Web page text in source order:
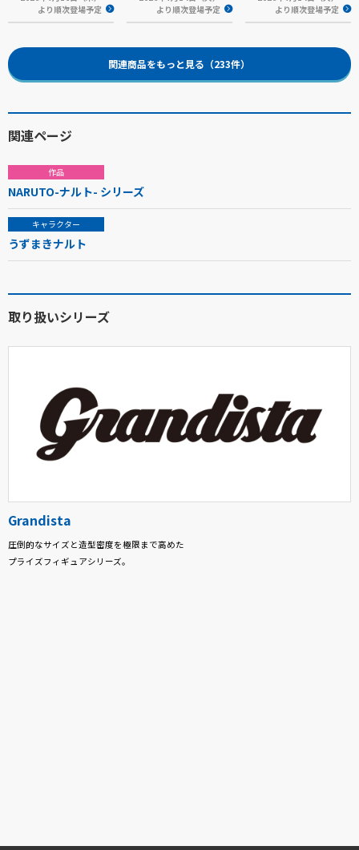
より順次登場予定
より順次登場予定
より順次登場予定
関連商品をもっと見る（233件）
関連ページ
作品
NARUTO-ナルト- シリーズ
キャラクター
うずまきナルト
取り扱いシリーズ
Grandista
圧倒的なサイズと造型密度を極限まで高めた
プライズフィギュアシリーズ。